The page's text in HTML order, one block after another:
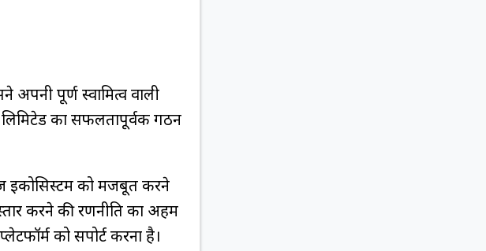
पूर्ण स्वामित्व वाली
का सफलतापूर्वक गठन
इकोसिस्टम को मजबूत करने
करने की रणनीति का अहम
को सपोर्ट करना है।